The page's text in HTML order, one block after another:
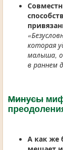
которая
малыша,
в раннем
Минусы
А как же